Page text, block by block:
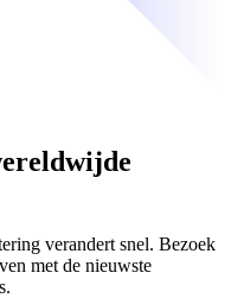
verandert snel. Bezoek
met de nieuwste